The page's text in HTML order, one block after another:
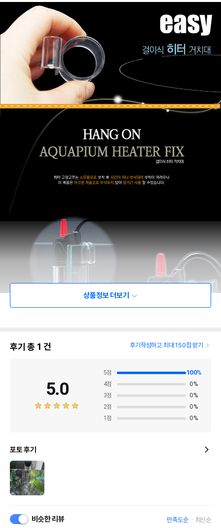
상품정보 더보기
후기 총 1 건 후기작성하고 최대 150점 받기
5.0
5점 100%
4점 0%
3점 0%
2점 0%
1 점 0%
포토 후기
비슷한 리뷰 만족도순 최신순